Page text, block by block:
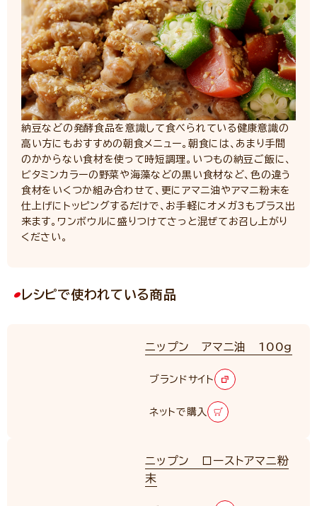
納豆などの発酵食品を意識して食べられている健康意識の
高い方にもおすすめの朝食メニュー。朝食には、あまり手間
のかからない食材を使って時短調理。いつもの納豆ご飯に、
ビタミンカラーの野菜や海藻などの黒い食材など、色の違う
食材をいくつか組み合わせて、更にアマニ油やアマニ粉末を
仕上げにトッピングするだけで、お手軽にオメガ3もプラス出
来ます。ワンボウルに盛りつけてさっと混ぜてお召し上がり
ください。
レシピで使われている商品
ニップン アマニ油 100g
ブランドサイト
ネットで購入
ニップン ローストアマニ粉
末